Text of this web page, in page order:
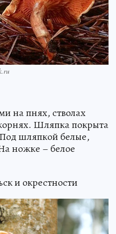
на пнях, стволах
Шляпка покрыта
шляпкой белые,
ножке – белое
и окрестности